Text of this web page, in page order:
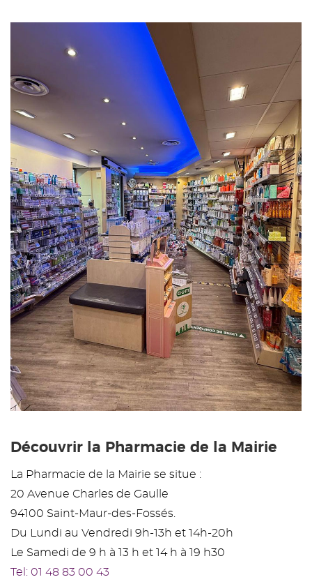
Découvrir la Pharmacie de la Mairie
La Pharmacie de la Mairie se situe :
20 Avenue Charles de Gaulle
94100 Saint-Maur-des-Fossés.
Du Lundi au Vendredi 9h-13h et 14h-20h
Le Samedi de 9 h à 13 h et 14 h à 19 h30
Tel: 01 48 83 00 43